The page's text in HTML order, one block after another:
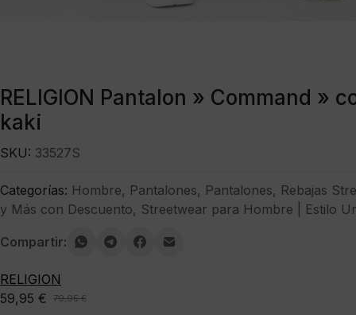
RELIGION Pantalon » Command »
kaki
79,95€
El
59,95 €
El
SKU: 33527S
Categorías: Hombre, Pantalones, Pantalones, Rebajas
y Más con Descuento, Streetwear para Hombre | Estilo
Compartir:
RELIGION